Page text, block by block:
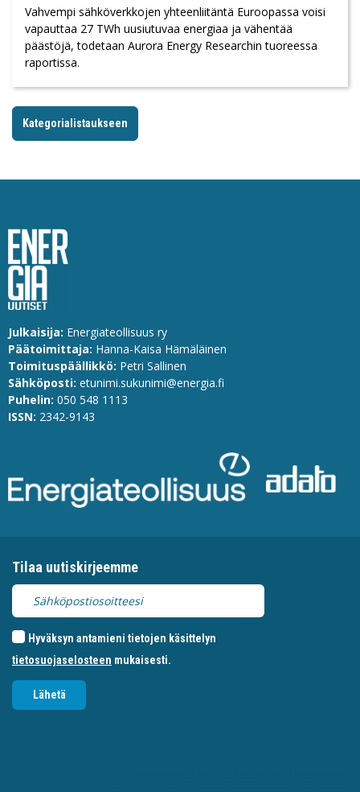
Vahvempi sähköverkkojen yhteenliitäntä Euroopassa voisi
vapauttaa 27 TWh uusiutuvaa energiaa ja vähentää
päästöjä, todetaan Aurora Energy Researchin tuoreessa
raportissa.
Kategorialistaukseen
Julkaisija: Energiateollisuus ry
Päätoimittaja: Hanna-Kaisa Hämäläinen
Toimituspäällikkö: Petri Sallinen
Sähköposti: etunimi.sukunimi@energia.fi
Puhelin: 050 548 1113
ISSN: 2342-9143
Tilaa uutiskirjeemme
Hyväksyn antamieni tietojen käsittelyn
tietosuojaselosteen mukaisesti.
Lähetä